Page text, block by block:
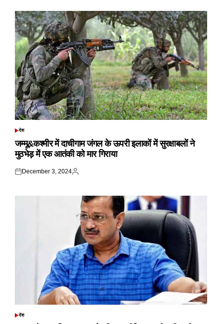
POSTED
देश
जम्मू&कश्मीर में दाचीगाम जंगल के ऊपरी इलाकों में सुरक्षाबलों ने
मुठभेड़ में एक आतंकी को मार गिराया
Posted
December 3, 2024
Posted
POSTED
देश